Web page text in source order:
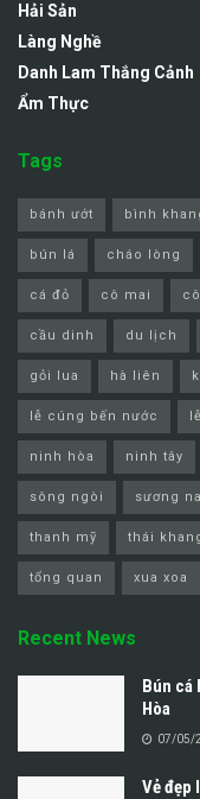
Hải Sản
Làng Nghề
Danh Lam Thắng Cảnh
Ẩm Thực
Tags
bánh ướt bình
bún lá cháo lòng
cá đỏ cô mai
cầu dinh du lịch
gỏi lua hà liên
lễ cúng bến nước
ninh hòa ninh tây
sông ngòi sương
thanh mỹ thái
tổng quan xua xoa
Recent News
Bún cá
Hòa
07/05/
Vẻ đẹp